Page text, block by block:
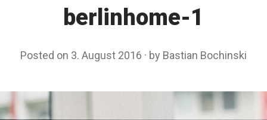
berlinhome-1
Posted on 3. August 2016 by Bastian Bochinski